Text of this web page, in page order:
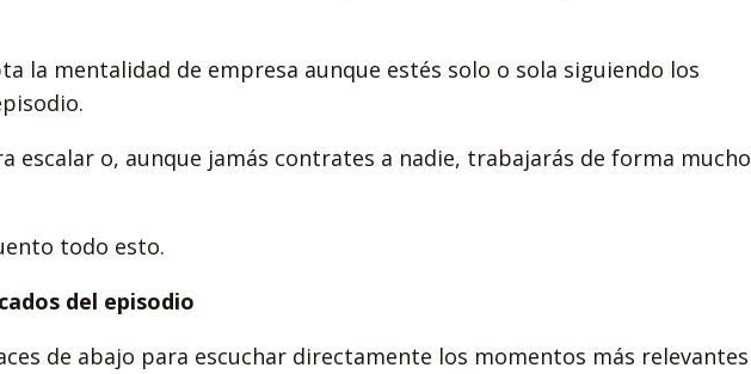
la mentalidad de empresa aunque estés solo o sola siguiendo los
escalar o, aunque jamás contrates a nadie, trabajarás de forma mucho
todo esto.
del episodio
de abajo para escuchar directamente los momentos más relevantes